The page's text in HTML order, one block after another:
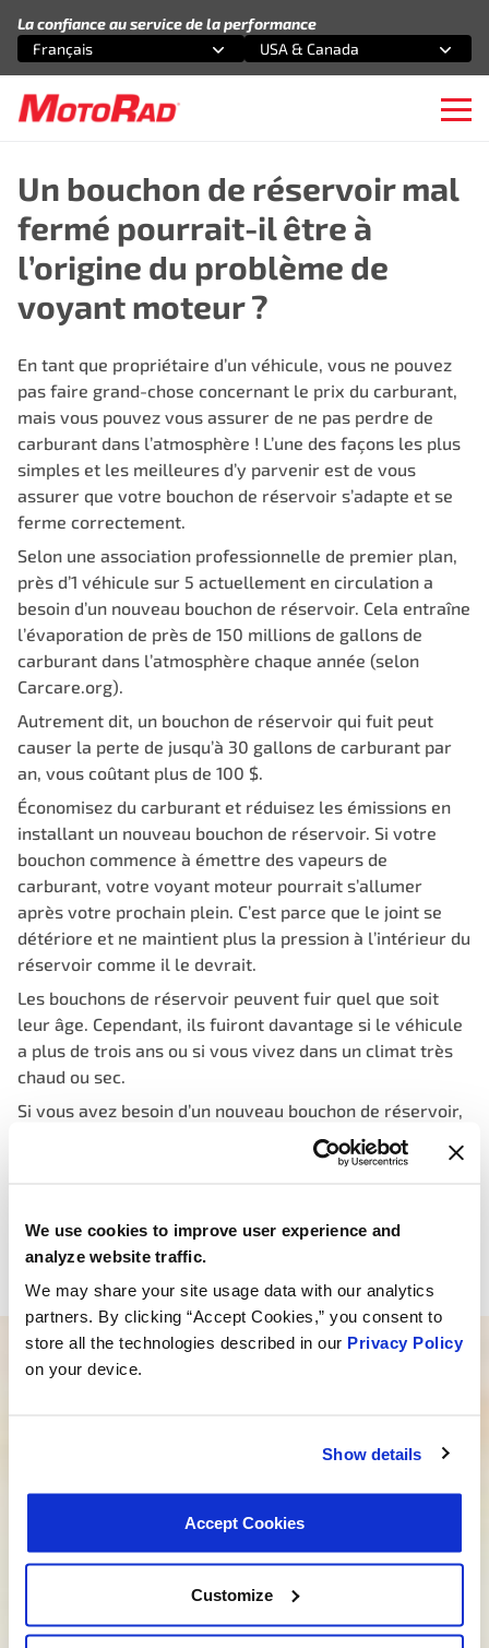
We use cookies to improve user experience and
analyze website traffic.
We may share your site usage data with our analytics
partners. By clicking “Accept Cookies,” you consent to
store all the technologies described in our Privacy Policy
on your device.
Show details
Accept Cookies
Customize
La confiance au service de la performance
Sélectionnez une option
Français
Sélectionnez une option
USA & Canada
Un bouchon de réservoir mal
fermé pourrait-il être à
l’origine du problème de
voyant moteur ?
En tant que propriétaire d’un véhicule, vous ne pouvez
pas faire grand-chose concernant le prix du carburant,
mais vous pouvez vous assurer de ne pas perdre de
carburant dans l’atmosphère ! L’une des façons les plus
simples et les meilleures d’y parvenir est de vous
assurer que votre bouchon de réservoir s’adapte et se
ferme correctement.
Selon une association professionnelle de premier plan,
près d’1 véhicule sur 5 actuellement en circulation a
besoin d’un nouveau bouchon de réservoir. Cela entraîne
l’évaporation de près de 150 millions de gallons de
carburant dans l’atmosphère chaque année (selon
Carcare.org).
Autrement dit, un bouchon de réservoir qui fuit peut
causer la perte de jusqu’à 30 gallons de carburant par
an, vous coûtant plus de 100 $.
Économisez du carburant et réduisez les émissions en
installant un nouveau bouchon de réservoir. Si votre
bouchon commence à émettre des vapeurs de
carburant, votre voyant moteur pourrait s’allumer
après votre prochain plein. C’est parce que le joint se
détériore et ne maintient plus la pression à l’intérieur du
réservoir comme il le devrait.
Les bouchons de réservoir peuvent fuir quel que soit
leur âge. Cependant, ils fuiront davantage si le véhicule
a plus de trois ans ou si vous vivez dans un climat très
chaud ou sec.
Si vous avez besoin d’un nouveau bouchon de réservoir,
MotoRad propose des bouchons de réservoir
verrouillables et non verrouillables pour presque tous
MotoRad passe tous les tests fédéraux associés aux
bouchons de réservoir.
Vous avez besoin d’aide pour trouver le
Notre équipe dévouée est là pour vous orienter
nous comment nous pouvons vous aider à trouver
le produit idéal pour vos besoins. Votre voyage vers
une meilleure expérience commence ici.
Parlez à un spécialiste MotoRad
Vous cherchez un développement sur